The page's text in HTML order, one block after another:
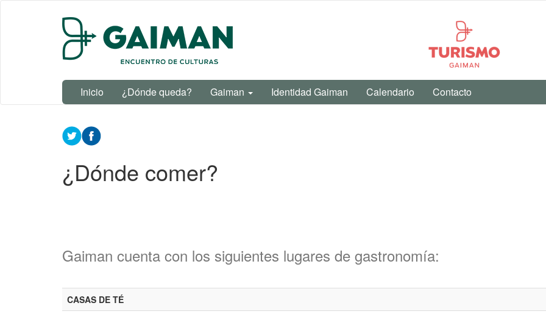
Inicio ¿Dónde queda? Gaiman Identidad Gaiman Calendario Contacto
¿Dónde comer?
Gaiman cuenta con los siguientes lugares de gastronomía:
CASAS DE TÉ